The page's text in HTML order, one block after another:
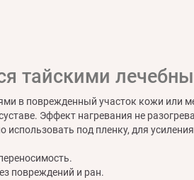
тайскими
в поврежденный участок кожи или
Эффект нагревания не
под пленку, для
повреждений и ран.